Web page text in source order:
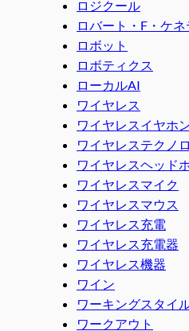
ロジクール
ロバート・F・ケ
ロボット
ロボティクス
ローカルAI
ワイヤレス
ワイヤレスイヤホ
ワイヤレステクノ
ワイヤレスヘッド
ワイヤレスマイク
ワイヤレスマウス
ワイヤレス充電
ワイヤレス充電器
ワイヤレス機器
ワイン
ワーキングスタイ
ワークアウト